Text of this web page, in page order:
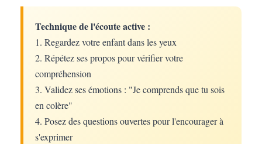
Technique de l'écoute active :
1. Regardez votre enfant dans les yeux
2. Répétez ses propos pour vérifier votre
compréhension
3. Validez ses émotions : "Je comprends que tu sois
en colère"
4. Posez des questions ouvertes pour l'encourager à
s'exprimer